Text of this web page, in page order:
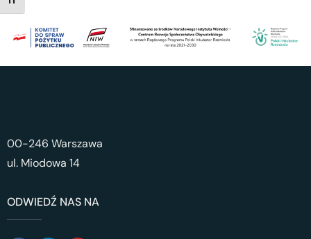
00-246 Warszawa
ul. Miodowa 14
ODWIEDŹ NAS NA